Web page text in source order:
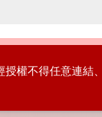
授權不得任意